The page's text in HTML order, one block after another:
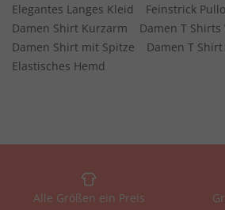
Elegantes Langes Kleid
Feinstrick
Damen Shirt Kurzarm
Damen T
Damen Shirt mit Spitze
Damen T Shirt
Elastisches Hemd
Alle Größen ein Preis